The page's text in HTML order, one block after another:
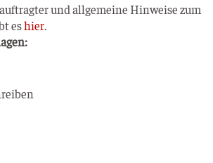
und all­ge­mei­ne Hin­wei­se zum
eshier.